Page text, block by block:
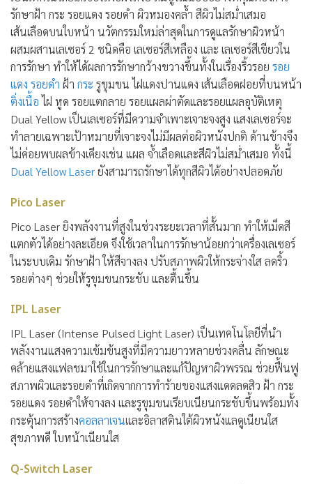
รักษาฝ้า กระ รอยแดง รอยดำ ผิวหมองคล้ำ สีผิวไม่สม่ำเสมอ
เส้นเลือดบนใบหน้า นวัตกรรมใหม่ล่าสุดในการดูแลรักษาผิวหน้า
ผสมผสานเลเซอร์ 2 ชนิดคือ เลเซอร์สีเหลือง และ เลเซอร์สีเขียวใน
การรักษา ทำให้ได้ผลการรักษากว้างขวางขึ้นทั้งในเรื่องริ้วรอย รอย
แดง รอยดำ ฝ้า กระ รูขุมขน ไฝแดงปานแดง เส้นเลือดฝอยที่บนหน้า
ติ่งเนื้อไฝ หูด รอยแตกลาย รอยแผลผ่าตัดและรอยแผลอุบัติเหตุ
Dual Yellow เป็นเลเซอร์ที่มีความจำเพาะเจาะจงสูง แสงเลเซอร์จะ
ทำลายเฉพาะเป้าหมายที่เจาะจงไม่มีผลต่อผิวหนังปกติ ด้านข้างจึง
ไม่ค่อยพบผลข้างเคียงเช่น แผล จ้ำเลือดและสีผิวไม่สม่ำเสมอ ทั้งนี้
Dual Yellow Laserยังสามารถรักษาได้ทุกสีผิวได้อย่างปลอดภัย
Pico Laser
Pico Laser ยิงพลังงานที่สูงในช่วงระยะเวลาที่สั้นมาก ทำให้เม็ดสี
แตกตัวได้อย่างละเอียด จึงใช้เวลาในการรักษาน้อยกว่าเครื่องเลเซอร์
ในระบบเดิม รักษาฝ้า ให้สีจางลง ปรับสภาพผิวให้กระจ่างใส ลดริ้ว
รอยต่างๆ ช่วยให้รูขุมขนกระชับ และตื้นขึ้น
IPL Laser
IPL Laser (Intense Pulsed Light Laser) เป็นเทคโนโลยีที่นำ
พลังงานแสงความเข้มข้นสูงที่มีความยาวหลายช่วงคลื่น ลักษณะ
คล้ายแสงแฟลชมาใช้ในการรักษาและแก้ปัญหาผิวพรรณ ช่วยฟื้นฟู
สภาพผิวและรอยดำที่เกิดจากการทำร้ายของแสงแดดลดสิว ฝ้า กระ
รอยแดง รอยดำให้จางลง และรูขุมขนเรียบเนียนกระชับขึ้นพร้อมทั้ง
กระตุ้นการสร้างคอลลาเจนและอิลาสตินใต้ผิวหนังแลดูเนียนใส
สุขภาพดี ใบหน้าเนียนใส
Q-Switch Laser